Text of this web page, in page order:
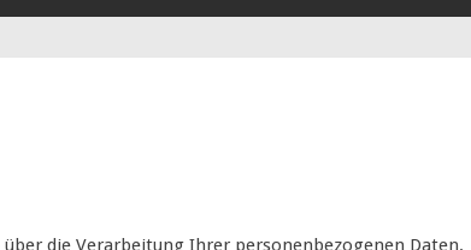
die Verarbeitung Ihrer personenbezogenen Daten.